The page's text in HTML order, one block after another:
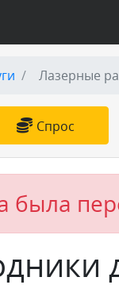
Лазерные
Спрос
была